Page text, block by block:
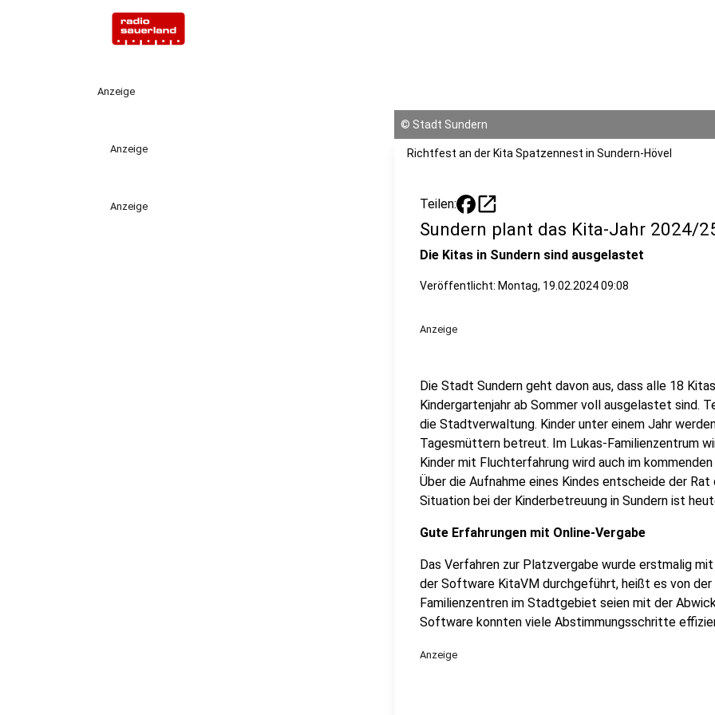
Anzeige
Anzeige
Anzeige
© Stadt Sundern
Richtfest an der Kita Spatzennest in Sundern-Hövel
Teilen: open_in_new
Sundern plant das Kita-Jahr 2024/
Die Kitas in Sundern sind ausgelastet
Veröffentlicht: Montag, 19.02.2024 09:08
Anzeige
Die Stadt Sundern geht davon aus, dass alle 18
Kindergartenjahr ab Sommer voll ausgelastet sind.
die Stadtverwaltung. Kinder unter einem Jahr
Tagesmüttern betreut. Im Lukas-Familienzentrum
Kinder mit Fluchterfahrung wird auch im
Über die Aufnahme eines Kindes entscheide der
Situation bei der Kinderbetreuung in Sundern ist
Gute Erfahrungen mit Online-Vergabe
Das Verfahren zur Platzvergabe wurde erstmalig
der Software KitaVM durchgeführt, heißt es von
Familienzentren im Stadtgebiet seien mit der
Software konnten viele Abstimmungsschritte
Anzeige